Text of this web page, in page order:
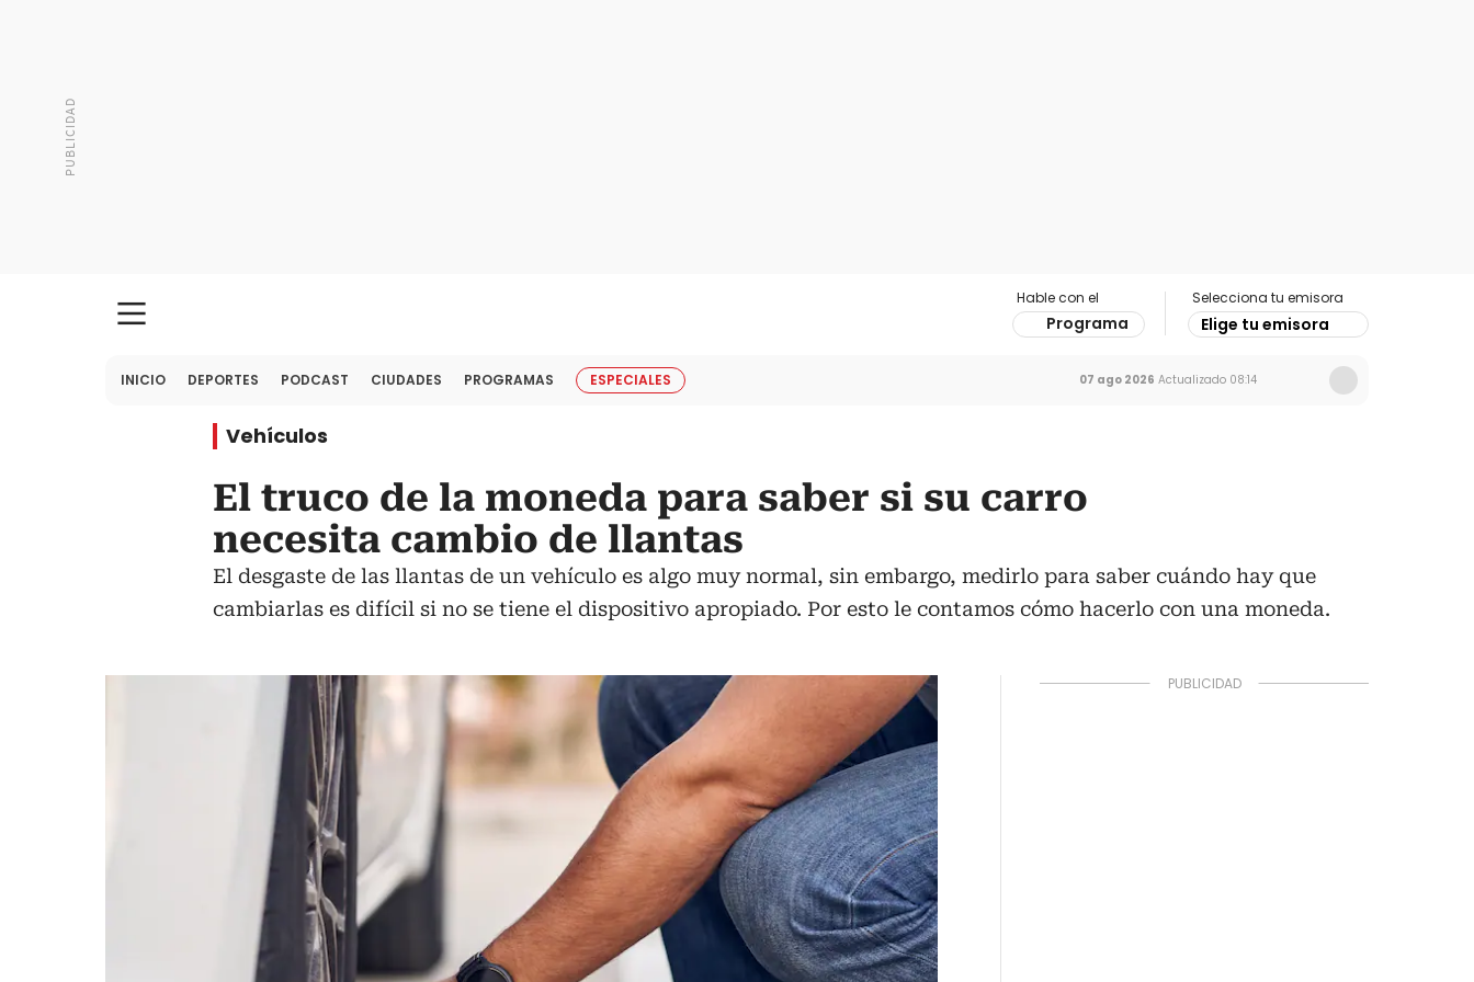
Hable con el
Programa
Selecciona tu emisora
Elige tu emisora
INICIO DEPORTES PODCAST CIUDADES PROGRAMAS ESPECIALES 07 ago 2026 Actualizado 08:14
Vehículos
El truco de la moneda para saber si su carro
necesita cambio de llantas
El desgaste de las llantas de un vehículo es algo muy normal, sin embargo, medirlo para saber cuándo hay que
cambiarlas es difícil si no se tiene el dispositivo apropiado. Por esto le contamos cómo hacerlo con una moneda.